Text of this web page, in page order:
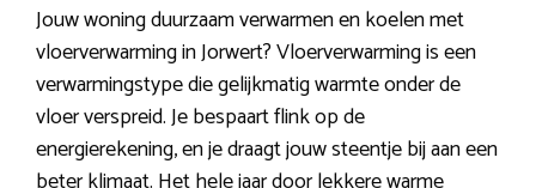
Jouw woning duurzaam verwarmen en koelen met
vloerverwarming in Jorwert? Vloerverwarming is een
verwarmingstype die gelijkmatig warmte onder de
vloer verspreid. Je bespaart flink op de
energierekening, en je draagt jouw steentje bij aan een